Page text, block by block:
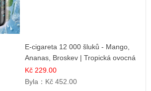
E-cigareta 12 000 šluků - Mango,
Ananas, Broskev | Tropická ovocná
směs
Kč 229.00
Byla： Kč 452.00